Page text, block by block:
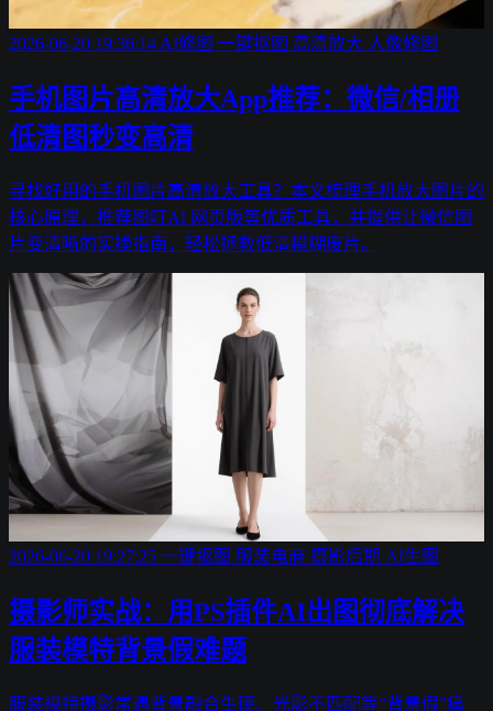
2026-06-20 19:36:14 AI修图 一键抠图 高清放大 人像修图
手机图片高清放大App推荐：微信/相册
低清图秒变高清
寻找好用的手机图片高清放大工具？本文梳理手机放大图片的
核心原理，推荐图叮AI 网页版等优质工具，并提供让微信图
片变清晰的实操指南，轻松拯救低清模糊废片。
2026-06-20 19:27:25 一键抠图 服装电商 摄影后期 AI生图
摄影师实战：用PS插件AI出图彻底解决
服装模特背景假难题
服装模特摄影常遇背景融合生硬、光影不匹配等“背景假”痛